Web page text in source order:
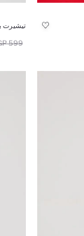
تيشيرت
599 EGP